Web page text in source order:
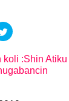
koli :Shin Atiku